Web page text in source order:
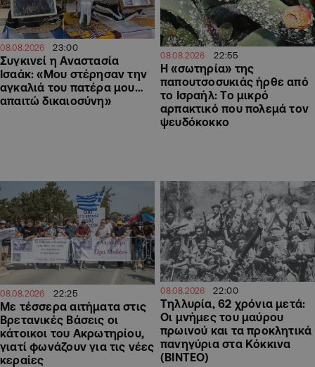
08.08.2026 23:00
Συγκινεί η Αναστασία
Ισαάκ: «Μου στέρησαν την
αγκαλιά του πατέρα μου…
απαιτώ δικαιοσύνη»
08.08.2026 22:55
Η «σωτηρία» της
παπουτσοσυκιάς ήρθε από
το Ισραήλ: Το μικρό
αρπακτικό που πολεμά τον
ψευδόκοκκο
08.08.2026 22:25
Με τέσσερα αιτήματα στις
Βρετανικές Βάσεις οι
κάτοικοι του Ακρωτηρίου,
γιατί φωνάζουν για τις νέες
κεραίες
08.08.2026 22:00
Τηλλυρία, 62 χρόνια μετά:
Οι μνήμες του μαύρου
πρωινού και τα προκλητικά
πανηγύρια στα Κόκκινα
(ΒΙΝΤΕΟ)